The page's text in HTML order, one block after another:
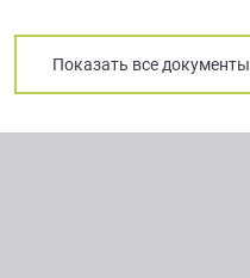
Показать все документы